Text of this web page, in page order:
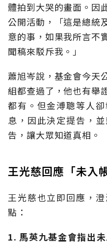
體拍到大哭的畫面。因
公開活動，「這是總統
意的事，如果我所言不
聞稿來駁斥我。」
蕭旭岑說，基金會今天
組都查過了，他也有舉
都有。但金溥聰等人
息，因此決定提告，
告，讓大眾知道真相。
王光慈回應「未入
王光慈也立即回應，
點：
1. 馬英九基金會指出